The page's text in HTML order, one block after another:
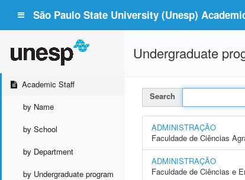
São Paulo State University (Unesp)
Academic Staff
by Name
by School
by Department
by Undergraduate program
Undergraduate
Search
ADMINISTRAÇÃO
Faculdade de Ciências
ADMINISTRAÇÃO
Faculdade de Ciências e